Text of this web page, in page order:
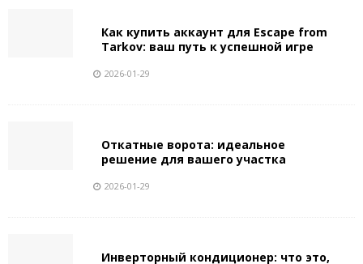
Как купить аккаунт для Escape from
Tarkov: ваш путь к успешной игре
2026-01-29
Откатные ворота: идеальное
решение для вашего участка
2026-01-29
Инверторный кондиционер: что это,